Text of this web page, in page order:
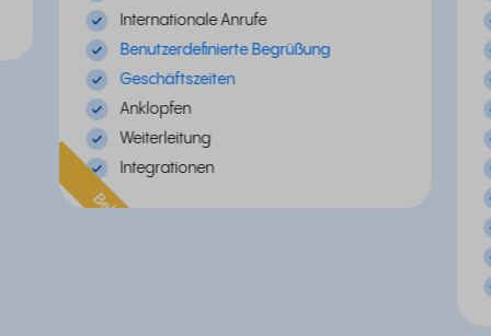
Internationale Anrufe
Benutzerdefinierte Begrüßung
Geschäftszeiten
Anklopfen
Weiterleitung
Integrationen
Beliebt